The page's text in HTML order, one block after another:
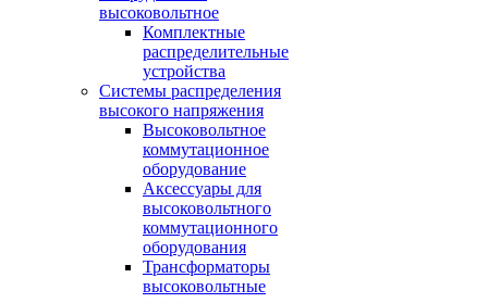
высоковольтное
Комплектные
распределительные
устройства
Системы распределения
высокого напряжения
Высоковольтное
коммутационное
оборудование
Аксессуары для
высоковольтного
коммутационного
оборудования
Трансформаторы
высоковольтные